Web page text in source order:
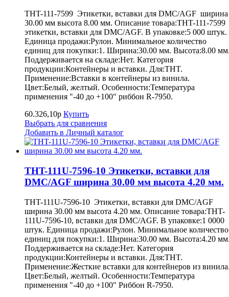
THT-111-7599 Этикетки, вставки для DMC/AGF ширина
30.00 мм высота 8.00 мм. Описание товара:THT-111-7599
этикетки, вставки для DMC/AGF. В упаковке:5 000 штук.
Единица продажи:Рулон. Минимальное количество
единиц для покупки:1. Ширина:30.00 мм. Высота:8.00
Поддерживается на складе:Нет. Категория
продукции:Контейнеры и вставки. Для:THT.
Применение:Вставки в контейнеры из винила.
Цвет:Белый, желтый. Особенности:Температура
применения "-40 до +100" риббон R-7950.
60.326,10р Купить
Выбрать для сравнения
Добавить в Личный каталог
THT-111U-7596-10 Этикетки, вставки для
DMC/AGF ширина 30.00 мм высота 4.20 мм.
THT-111U-7596-10 Этикетки, вставки для DMC/AGF
ширина 30.00 мм высота 4.20 мм. Описание товара:THT-
111U-7596-10, вставки для DMC/AGF. В упаковке:1 0000
штук. Единица продажи:Рулон. Минимальное количество
единиц для покупки:1. Ширина:30.00 мм. Высота:4.20
Поддерживается на складе:Нет. Категория
продукции:Контейнеры и вставки. Для:THT.
Применение:Жесткие вставки для контейнеров из
Цвет:Белый, желтый. Особенности:Температура
применения "-40 до +100" Риббон R-7950.